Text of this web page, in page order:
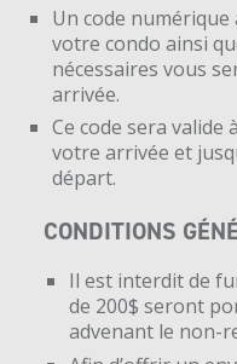
Un code numérique
votre condo ainsi
nécessaires vous
arrivée.
Ce code sera
votre arrivée et
départ.
CONDITIONS
Il est interdit de
de 200$ seront
advenant le non-